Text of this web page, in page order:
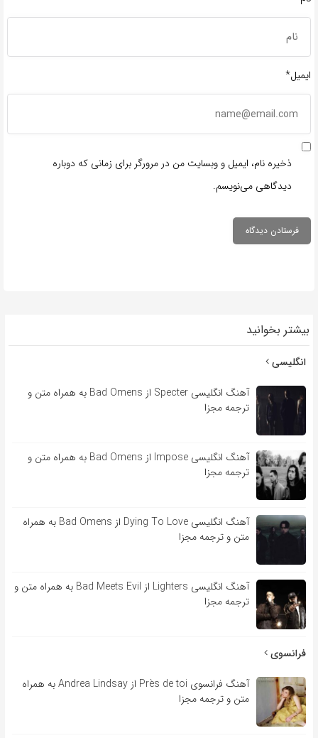
ایمیل*
ذخیره نام، ایمیل و وبسایت من در مرورگر برای زمانی که دوباره
دیدگاهی می‌نویسم.
بیشتر بخوانید
انگلیسی
آهنگ انگلیسی Specter از Bad Omens به همراه متن و
ترجمه مجزا
آهنگ انگلیسی Impose از Bad Omens به همراه متن و
ترجمه مجزا
آهنگ انگلیسی Dying To Love از Bad Omens به همراه
متن و ترجمه مجزا
آهنگ انگلیسی Lighters از Bad Meets Evil به همراه متن و
ترجمه مجزا
فرانسوی
آهنگ فرانسوی Près de toi از Andrea Lindsay به همراه
متن و ترجمه مجزا